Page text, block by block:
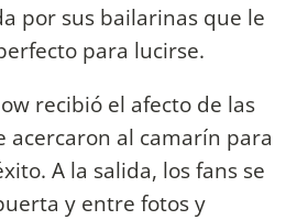
por sus bailarinas que le
para lucirse.
recibió el afecto de las
acercaron al camarín para
A la salida, los fans se
y entre fotos y